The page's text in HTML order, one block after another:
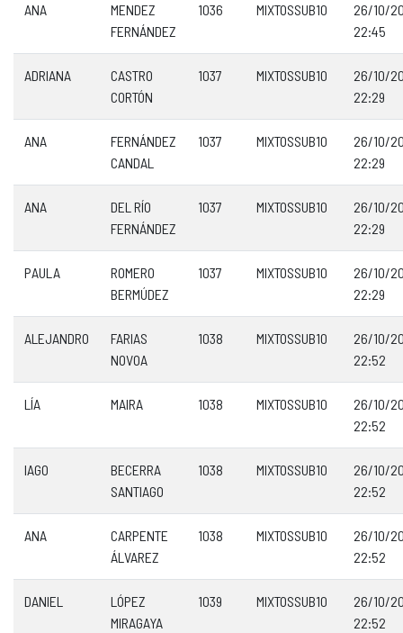
ANA
MENDEZ
FERNÁNDEZ
1036 MIXTOSSUB10
26/10/
22:45
ADRIANA
CASTRO
CORTÓN
1037 MIXTOSSUB10
26/10/
22:29
ANA
FERNÁNDEZ
CANDAL
1037 MIXTOSSUB10
26/10/
22:29
ANA
DEL RÍO
FERNÁNDEZ
1037 MIXTOSSUB10
26/10/
22:29
PAULA
ROMERO
BERMÚDEZ
1037 MIXTOSSUB10
26/10/
22:29
ALEJANDRO
FARIAS
NOVOA
1038 MIXTOSSUB10
26/10/
22:52
LÍA MAIRA 1038 MIXTOSSUB10
26/10/
22:52
IAGO
BECERRA
SANTIAGO
1038 MIXTOSSUB10
26/10/
22:52
ANA
CARPENTE
ÁLVAREZ
1038 MIXTOSSUB10
26/10/
22:52
DANIEL
LÓPEZ
MIRAGAYA
1039 MIXTOSSUB10
26/10/
22:52